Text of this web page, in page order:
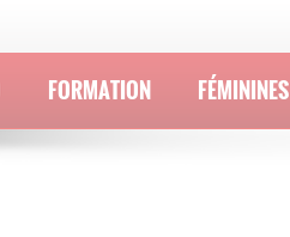
FORMATION FÉMININES